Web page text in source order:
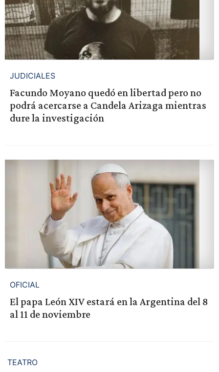
JUDICIALES
Facundo Moyano quedó en libertad pero no
podrá acercarse a Candela Arizaga mientras
dure la investigación
OFICIAL
El papa León XIV estará en la Argentina del 8
al 11 de noviembre
TEATRO